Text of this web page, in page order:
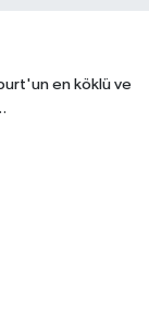
en köklü ve